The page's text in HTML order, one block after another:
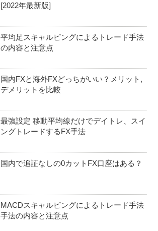
[2022年最新版]
平均足スキャルピングによるトレード手法
の内容と注意点
国内FXと海外FXどっちがいい？メリット,
デメリットを比較
最強設定 移動平均線だけでデイトレ、スイ
ングトレードするFX手法
国内で追証なしの0カットFX口座はある？
MACDスキャルピングによるトレード手法
手法の内容と注意点